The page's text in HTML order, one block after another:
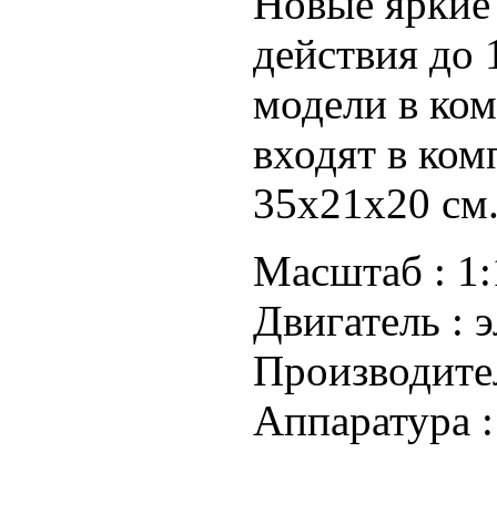
действия до
модели в
входят в
35х21х20
Масштаб :
Двигатель :
Аппаратура